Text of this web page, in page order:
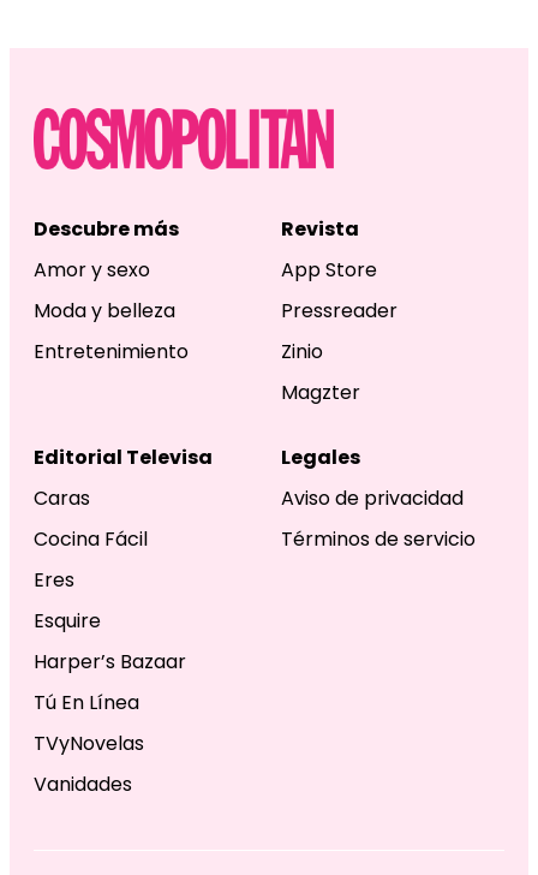
Descubre más
Amor y sexo
Moda y belleza
Entretenimiento
Revista
App Store
Pressreader
Zinio
Magzter
Editorial Televisa
Caras
Cocina Fácil
Eres
Esquire
Harper’s Bazaar
Tú En Línea
TVyNovelas
Vanidades
Legales
Aviso de privacidad
Términos de servicio